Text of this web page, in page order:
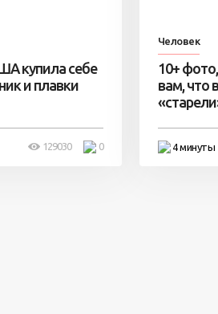
купила себе
и плавки
0
129030
Человек
10+
вам, что
4 минуты